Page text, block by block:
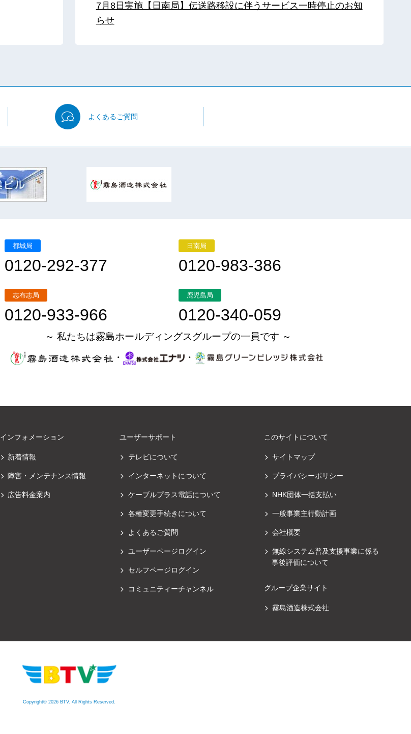
7月8日実施【日南局】伝送路移設に伴うサービス一時停止のお知
らせ
よくあるご質問
都城局
0120-292-377
日南局
0120-983-386
志布志局
0120-933-966
鹿児島局
0120-340-059
～ 私たちは霧島ホールディングスグループの一員です ～
・
・
インフォメーション
新着情報
障害・メンテナンス情報
広告料金案内
ユーザーサポート
テレビについて
インターネットについて
ケーブルプラス電話について
各種変更手続きについて
よくあるご質問
ユーザーページログイン
セルフページログイン
コミュニティーチャンネル
このサイトについて
サイトマップ
プライバシーポリシー
NHK団体一括支払い
一般事業主行動計画
会社概要
無線システム普及支援事業に係る
事後評価について
グループ企業サイト
霧島酒造株式会社
Copyright© 2026 BTV. All Rights Reserved.